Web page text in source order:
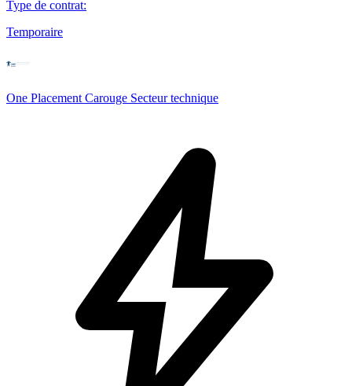
Type de contrat:
Temporaire
One Placement Carouge Secteur technique